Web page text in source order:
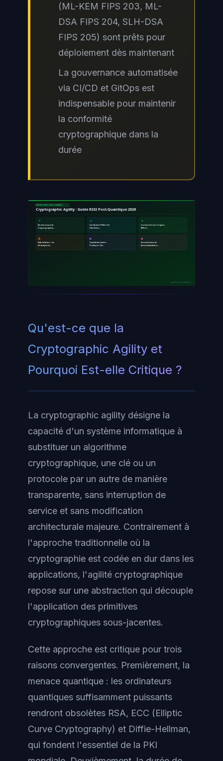
(ML-KEM FIPS 203, ML-
DSA FIPS 204, SLH-DSA
FIPS 205) sont prêts pour
déploiement dès maintenant
La gouvernance automatisée
via CI/CD et GitOps est
indispensable pour maintenir
la conformité
cryptographique dans la
durée
PROTECTION DES DONNÉES
Cryptographic Agility : Guide RSSI Post-Quantique 2026
📌
Qu'est-ce que la
Cryptographic…
🔹
Les Quatre Piliers de
l'Architec…
🔸
Construire son Crypto
Bill of…
🔺
Hybridation : La
Stratégie de…
▶
Implémentation
Pratique : De…
◆
Gouvernance et
Automatisation…
ayinedjimi-consultants.fr
Qu'est-ce que la
Cryptographic Agility et
Pourquoi Est-elle Critique ?
La cryptographic agility désigne la
capacité d'un système informatique à
substituer un algorithme
cryptographique, une clé ou un
protocole par un autre de manière
transparente, sans interruption de
service et sans modification
architecturale majeure. Contrairement à
l'approche traditionnelle où la
cryptographie est codée en dur dans les
applications, l'agilité cryptographique
repose sur une abstraction qui découple
l'application des primitives
cryptographiques sous-jacentes.
Cette approche est critique pour trois
raisons convergentes. Premièrement, la
menace quantique : les ordinateurs
quantiques suffisamment puissants
rendront obsolètes RSA, ECC (Elliptic
Curve Cryptography) et Diffie-Hellman,
qui fondent l'essentiel de la PKI